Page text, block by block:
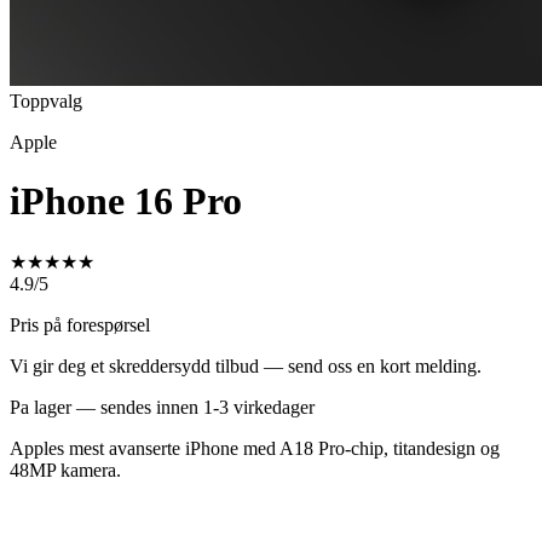
Toppvalg
Apple
iPhone 16 Pro
★★★★★
4.9/5
Pris på forespørsel
Vi gir deg et skreddersydd tilbud — send oss en kort melding.
Pa lager — sendes innen 1-3 virkedager
Apples mest avanserte iPhone med A18 Pro-chip, titandesign og
48MP kamera.